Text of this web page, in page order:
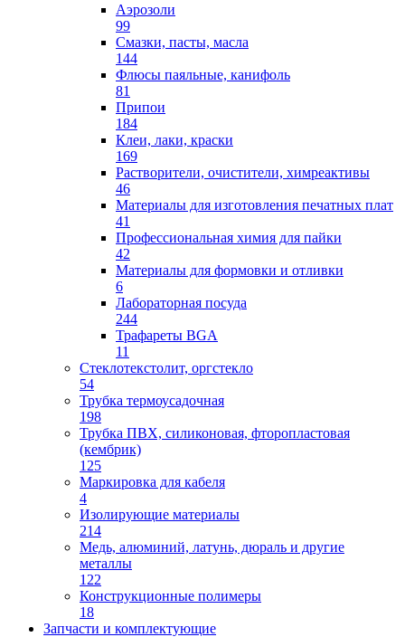
Аэрозоли
99
Смазки, пасты, масла
144
Флюсы паяльные, канифоль
81
Припои
184
Клеи, лаки, краски
169
Растворители, очистители, химреактивы
46
Материалы для изготовления печатных плат
41
Профессиональная химия для пайки
42
Материалы для формовки и отливки
6
Лабораторная посуда
244
Трафареты BGA
11
Стеклотекстолит, оргстекло
54
Трубка термоусадочная
198
Трубка ПВХ, силиконовая, фторопластовая
(кембрик)
125
Маркировка для кабеля
4
Изолирующие материалы
214
Медь, алюминий, латунь, дюраль и другие
металлы
122
Конструкционные полимеры
18
Запчасти и комплектующие